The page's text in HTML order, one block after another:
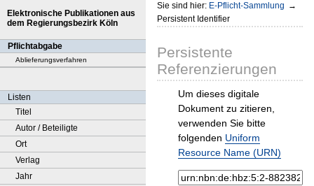
Elektronische Publikationen aus
dem Regierungsbezirk Köln
Pflichtabgabe
Ablieferungsverfahren
Listen
Titel
Autor / Beteiligte
Ort
Verlag
Jahr
Sie sind hier: E-Pflicht-Sammlung →
Persistent Identifier
Persistente
Referenzierungen
Um dieses digitale
Dokument zu zitieren,
verwenden Sie bitte
folgenden Uniform
Resource Name (URN)